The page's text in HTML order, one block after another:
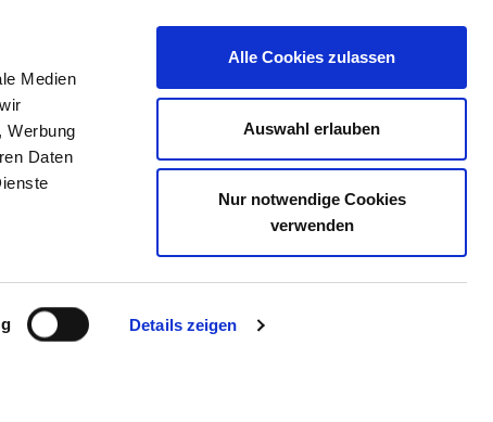
Medien
Werbung
Daten
Details zeigen
Alle Cookies zulassen
Auswahl erlauben
Nur notwendige Cookies
verwenden
STELLENBÖRSE KONTAKT